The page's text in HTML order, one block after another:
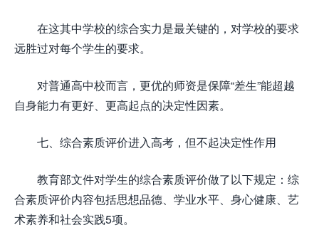
在这其中学校的综合实力是最关键的，对学校的要求
远胜过对每个学生的要求。
对普通高中校而言，更优的师资是保障“差生”能超越
自身能力有更好、更高起点的决定性因素。
七、综合素质评价进入高考，但不起决定性作用
教育部文件对学生的综合素质评价做了以下规定：综
合素质评价内容包括思想品德、学业水平、身心健康、艺
术素养和社会实践5项。